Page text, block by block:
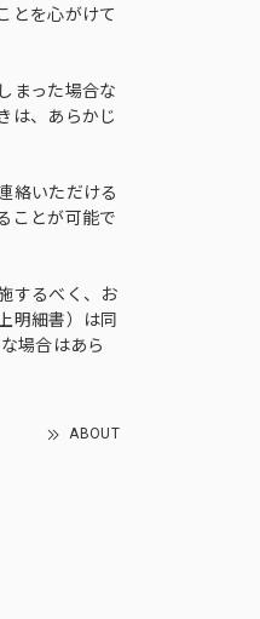
とを心がけて
まった場合な
は、あらかじ
絡いただける
ことが可能で
するべく、お
明細書）は同
場合はあら
ABOUT